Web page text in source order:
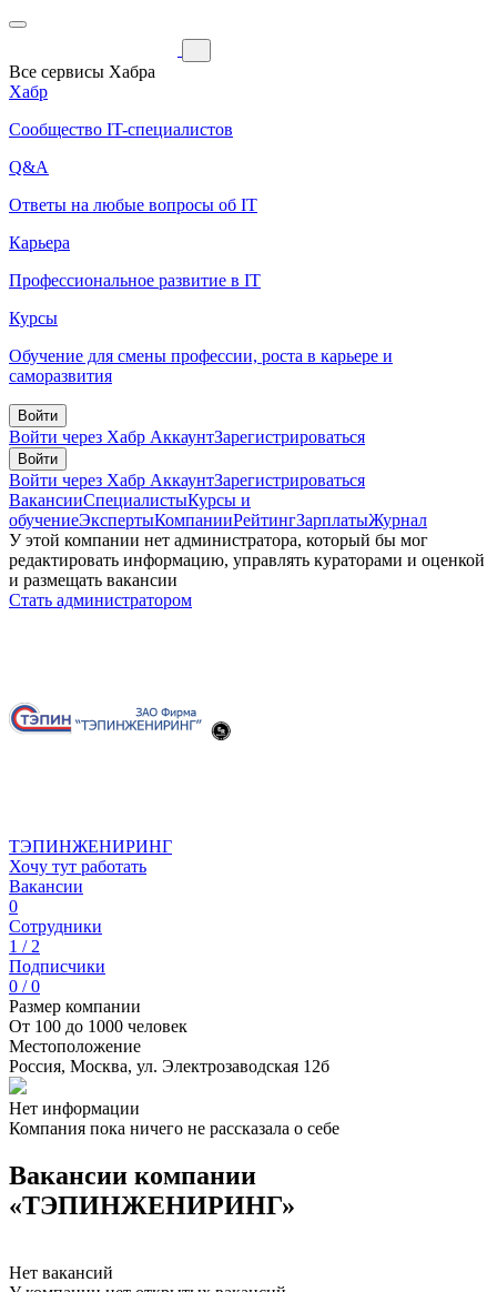
Все сервисы Хабра
Хабр
Сообщество IT-специалистов
Q&A
Ответы на любые вопросы об IT
Карьера
Профессиональное развитие в IT
Курсы
Обучение для смены профессии, роста в карьере и
саморазвития
Войти
Войти через Хабр АккаунтЗарегистрироваться
Войти
Войти через Хабр АккаунтЗарегистрироваться
ВакансииСпециалистыКурсы и
обучениеЭкспертыКомпанииРейтингЗарплатыЖурнал
У этой компании нет администратора, который бы мог
редактировать информацию, управлять кураторами и оценкой
и размещать вакансии
Стать администратором
ТЭПИНЖЕНИРИНГ
Хочу тут работать
Вакансии
0
Сотрудники
1 / 2
Подписчики
0 / 0
Размер компании
От 100 до 1000 человек
Местоположение
Россия, Москва, ул. Электрозаводская 12б
Нет информации
Компания пока ничего не рассказала о себе
Вакансии компании
«ТЭПИНЖЕНИРИНГ»
Нет вакансий